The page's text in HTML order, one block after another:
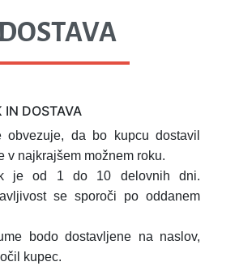
DOSTAVA
IN DOSTAVA
obvezuje, da bo kupcu dostavil
v najkrajšem možnem roku.
je od 1 do 10 delovnih dni.
se sporoči po oddanem
bodo dostavljene na naslov,
kupec.